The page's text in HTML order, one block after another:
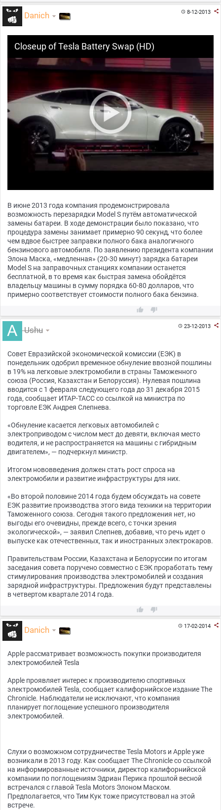
8-12-2013 
Danich
Closeup of Tesla Battery Swap (HD)
В июне 2013 года компания продемонстрировала
возможность перезарядки Model S путём автоматической
замены батареи. В ходе демонстрации было показано, что
процедура замены занимает примерно 90 секунд, что более
чем вдвое быстрее заправки полного бака аналогичного
бензинового автомобиля. По заявлению президента компании
Элона Маска, «медленная» (20-30 минут) зарядка батареи
Model S на заправочных станциях компании останется
бесплатной, в то время как быстрая замена обойдётся
владельцу машины в сумму порядка 60-80 долларов, что
примерно соответствует стоимости полного бака бензина.
 
23-12-2013 
Ushu
Совет Евразийской экономической комиссии (ЕЭК) в
понедельник одобрил временное обнуление ввозной пошлины
в 19% на легковые электромобили в страны Таможенного
союза (Россия, Казахстан и Белоруссия). Нулевая пошлина
вводится с 1 февраля следующего года до 31 декабря 2015
года, сообщает ИТАР-ТАСС со ссылкой на министра по
торговле ЕЭК Андрея Слепнева.
«Обнуление касается легковых автомобилей с
электроприводом с числом мест до девяти, включая место
водителя, и не распространяется на машины с гибридным
двигателем», — подчеркнул министр.
Итогом нововведения должен стать рост спроса на
электромобили и развитие инфраструктуры для них.
«Во второй половине 2014 года будем обсуждать на совете
ЕЭК развитие производства этого вида техники на территории
Таможенного союза. Сегодня такого предложения нет, но
выгоды его очевидны, прежде всего, с точки зрения
экологической», — заявил Слепнев, добавив, что речь идет о
выпуске как отечественных, так и иностранных электрокаров.
Правительствам России, Казахстана и Белоруссии по итогам
заседания совета поручено совместно с ЕЭК проработать тему
стимулирования производства электромобилей и создания
зарядной инфраструктуры. Предложения будут представлены
в четвертом квартале 2014 года.
 
17-02-2014 
Danich
Apple рассматривает возможность покупки производителя
электромобилей Tesla
Apple проявляет интерес к производителю спортивных
электромобилей Tesla, сообщает калифорнийское издание The
Chronicle. Наблюдатели не исключают, что компания
планирует поглощение успешного производителя
электромобилей.
Слухи о возможном сотрудничестве Tesla Motors и Apple уже
возникали в 2013 году. Как сообщает The Chronicle со ссылкой
на информированные источники, директор калифорнийской
компании по поглощениям Эдриан Перика прошлой весной
встречался с главой Tesla Motors Элоном Маском.
Предполагается, что Тим Кук тоже присутствовал на этой
встрече.